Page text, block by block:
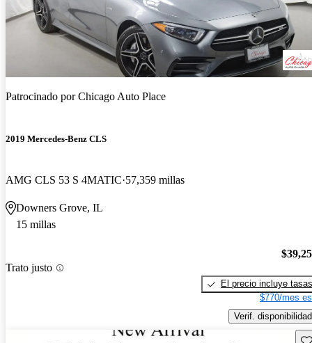
Patrocinado porChicago Auto Place
2019 Mercedes-Benz CLS
AMG CLS 53 S 4MATIC 57,359 millas
Downers Grove, IL
15 millas
Trato justo
El precio incluye tasas
$770/mes
Verif. disponibilidad